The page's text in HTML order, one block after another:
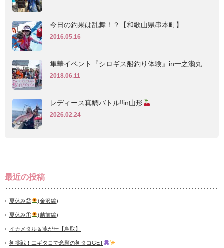
今日の釣果は乱舞！？【和歌山県串本町】
2016.05.16
隼華イベント『シロギス船釣り体験』in一之瀬丸
2018.06.11
レディース真鯛バトル‼︎in山形
2026.02.24
最近の投稿
夏休み② (金沢編)
夏休み① (越前編)
イカメタル＆泳がせ【鳥取】
初挑戦！エギタコで念願の初タコGET